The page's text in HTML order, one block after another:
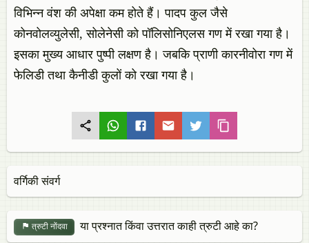
विभिन्‍न वंश की अपेक्षा कम होते हैं। पादप कुल जैसे
कोनवोलव्युलेसी, सोलेनेसी को पॉलिसोनिएलस गण में रखा गया है।
इसका मुख्य आधार पुष्पी लक्षण है। जबकि प्राणी कारनीवोरा गण में
फेलिडी तथा कैनीडी कुलों को रखा गया है।
वर्गिकी संवर्ग
त्रुटी नोंदवा या प्रश्नात किंवा उत्तरात काही त्रुटी आहे का?